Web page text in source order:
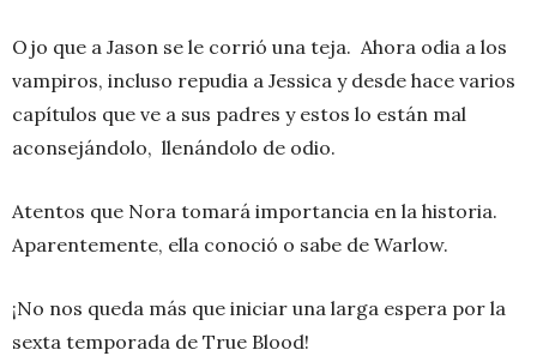
Ojo que a Jason se le corrió una teja. Ahora odia a los
vampiros, incluso repudia a Jessica y desde hace varios
capítulos que ve a sus padres y estos lo están mal
aconsejándolo, llenándolo de odio.
Atentos que Nora tomará importancia en la historia.
Aparentemente, ella conoció o sabe de Warlow.
¡No nos queda más que iniciar una larga espera por la
sexta temporada de True Blood!